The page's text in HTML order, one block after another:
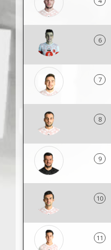
6
7
8
9
10
11